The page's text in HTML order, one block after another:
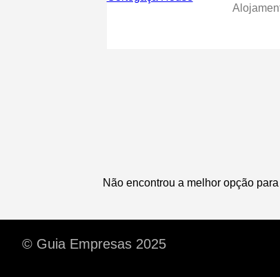
Não encontrou a melhor opção
© Guia Empresas 2025